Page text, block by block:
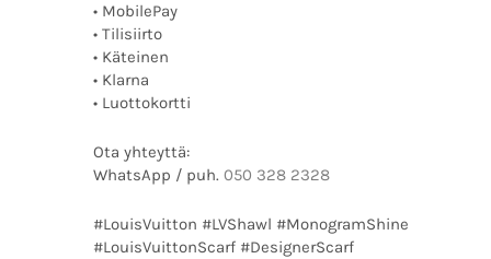
• MobilePay
• Tilisiirto
• Käteinen
• Klarna
• Luottokortti
Ota yhteyttä:
WhatsApp / puh. 050 328 2328
#LouisVuitton #LVShawl #MonogramShine
#LouisVuittonScarf #DesignerScarf